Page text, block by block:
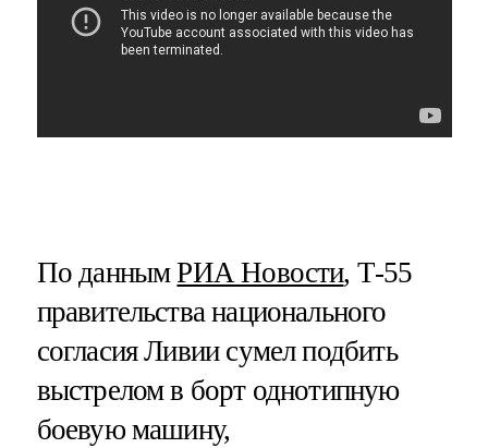
По даннымРИА Новости, Т-55
правительства национального
согласия Ливии сумел подбить
выстрелом в борт однотипную
боевую машину,